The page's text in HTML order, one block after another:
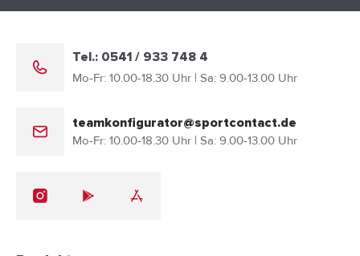
Tel.: 0541 / 933 748 4
Mo-Fr: 10.00-18.30 Uhr | Sa: 9.00-13.00 Uhr
teamkonfigurator@sportcontact.de
Mo-Fr: 10.00-18.30 Uhr | Sa: 9.00-13.00 Uhr